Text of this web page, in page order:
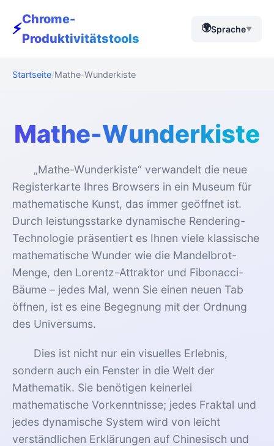
⚡
Chrome-
Produktivitätstools
🌍Sprache▼
Startseite Mathe-Wunderkiste
Mathe-Wunderkiste
„Mathe-Wunderkiste“ verwandelt die neue
Registerkarte Ihres Browsers in ein Museum für
mathematische Kunst, das immer geöffnet ist.
Durch leistungsstarke dynamische Rendering-
Technologie präsentiert es Ihnen viele klassische
mathematische Wunder wie die Mandelbrot-
Menge, den Lorentz-Attraktor und Fibonacci-
Bäume – jedes Mal, wenn Sie einen neuen Tab
öffnen, ist es eine Begegnung mit der Ordnung
des Universums.
Dies ist nicht nur ein visuelles Erlebnis,
sondern auch ein Fenster in die Welt der
Mathematik. Sie benötigen keinerlei
mathematische Vorkenntnisse; jedes Fraktal und
jedes dynamische System wird von leicht
verständlichen Erklärungen auf Chinesisch und